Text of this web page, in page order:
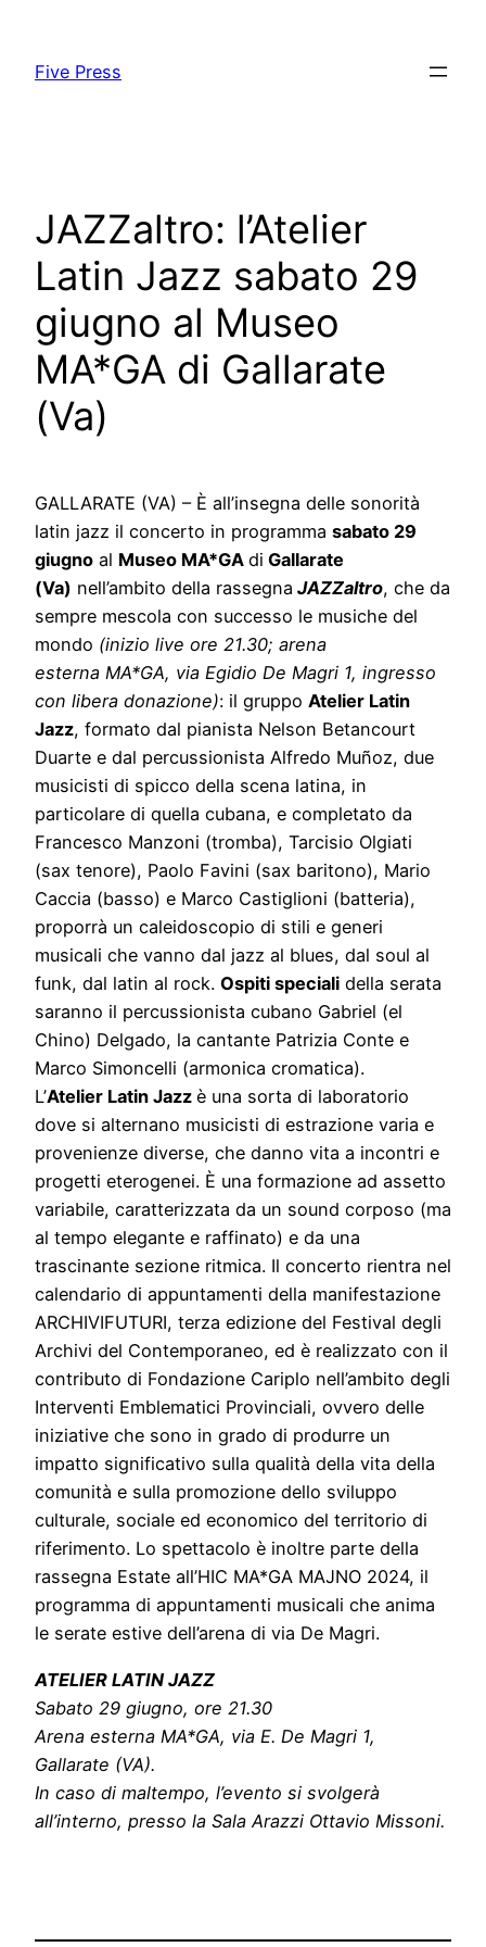
content
Five Press
JAZZaltro: l’Atelier
Latin Jazz sabato 29
giugno al Museo
MA*GA di Gallarate
(Va)
GALLARATE (VA) – È all’insegna delle sonorità
latin jazz il concerto in programma sabato 29
giugno al Museo MA*GA di Gallarate
(Va) nell’ambito della rassegna JAZZaltro, che da
sempre mescola con successo le musiche del
mondo (inizio live ore 21.30; arena
esterna MA*GA, via Egidio De Magri 1, ingresso
con libera donazione): il gruppo Atelier Latin
Jazz, formato dal pianista Nelson Betancourt
Duarte e dal percussionista Alfredo Muñoz, due
musicisti di spicco della scena latina, in
particolare di quella cubana, e completato da
Francesco Manzoni (tromba), Tarcisio Olgiati
(sax tenore), Paolo Favini (sax baritono), Mario
Caccia (basso) e Marco Castiglioni (batteria),
proporrà un caleidoscopio di stili e generi
musicali che vanno dal jazz al blues, dal soul al
funk, dal latin al rock. Ospiti speciali della serata
saranno il percussionista cubano Gabriel (el
Chino) Delgado, la cantante Patrizia Conte e
Marco Simoncelli (armonica cromatica).
L’Atelier Latin Jazz è una sorta di laboratorio
dove si alternano musicisti di estrazione varia e
provenienze diverse, che danno vita a incontri e
progetti eterogenei. È una formazione ad assetto
variabile, caratterizzata da un sound corposo (ma
al tempo elegante e raffinato) e da una
trascinante sezione ritmica. Il concerto rientra nel
calendario di appuntamenti della manifestazione
ARCHIVIFUTURI, terza edizione del Festival degli
Archivi del Contemporaneo, ed è realizzato con il
contributo di Fondazione Cariplo nell’ambito degli
Interventi Emblematici Provinciali, ovvero delle
iniziative che sono in grado di produrre un
impatto significativo sulla qualità della vita della
comunità e sulla promozione dello sviluppo
culturale, sociale ed economico del territorio di
riferimento. Lo spettacolo è inoltre parte della
rassegna Estate all’HIC MA*GA MAJNO 2024, il
programma di appuntamenti musicali che anima
le serate estive dell’arena di via De Magri.
ATELIER LATIN JAZZ
Sabato 29 giugno, ore 21.30
Arena esterna MA*GA, via E. De Magri 1,
Gallarate (VA).
In caso di maltempo, l’evento si svolgerà
all’interno, presso la Sala Arazzi Ottavio Missoni.